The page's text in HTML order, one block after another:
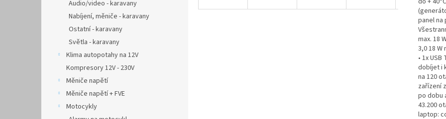
Audio/video - karavany
Nabíjení, měniče - karavany
Ostatní - karavany
Světla - karavany
Klima autopotahy na 12V
Kompresory 12V - 230V
Měniče napětí
Měniče napětí + FVE
Motocykly
panel na
max. 18
3,0 18 W
• 1x
dobíjet i
na 120
zařízení
po dobu
43.200
laptop: